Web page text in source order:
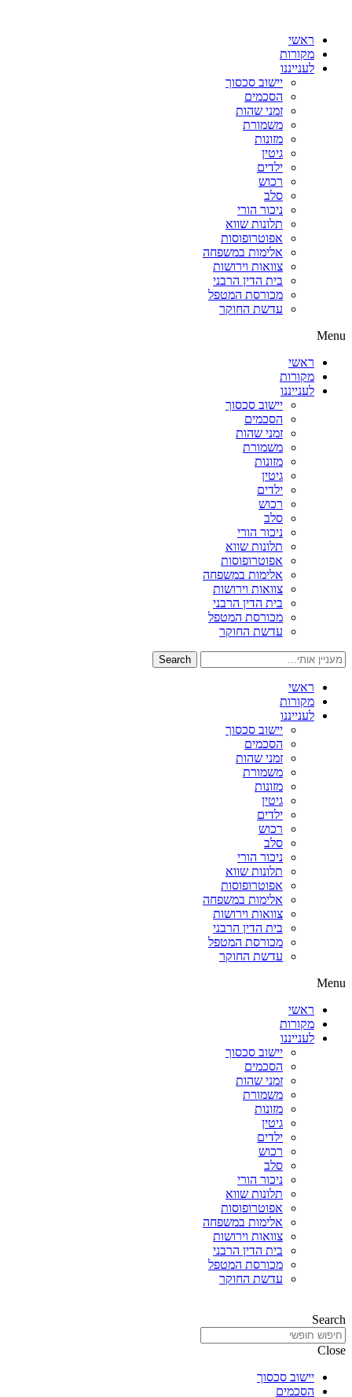
ראשי
מקורות
לענייננו
יישוב סכסוך
הסכמים
זמני שהות
משמורת
מזונות
גיטין
ילדים
רכוש
סלב
ניכור הורי
תלונות שווא
אפוטרופוסות
אלימות במשפחה
צוואות וירושות
בית הדין הרבני
מכורסת המטפל
עדשת החוקר
Menu
ראשי
מקורות
לענייננו
יישוב סכסוך
הסכמים
זמני שהות
משמורת
מזונות
גיטין
ילדים
רכוש
סלב
ניכור הורי
תלונות שווא
אפוטרופוסות
אלימות במשפחה
צוואות וירושות
בית הדין הרבני
מכורסת המטפל
עדשת החוקר
Search
ראשי
מקורות
לענייננו
יישוב סכסוך
הסכמים
זמני שהות
משמורת
מזונות
גיטין
ילדים
רכוש
סלב
ניכור הורי
תלונות שווא
אפוטרופוסות
אלימות במשפחה
צוואות וירושות
בית הדין הרבני
מכורסת המטפל
עדשת החוקר
Menu
ראשי
מקורות
לענייננו
יישוב סכסוך
הסכמים
זמני שהות
משמורת
מזונות
גיטין
ילדים
רכוש
סלב
ניכור הורי
תלונות שווא
אפוטרופוסות
אלימות במשפחה
צוואות וירושות
בית הדין הרבני
מכורסת המטפל
עדשת החוקר
Search
Close
יישוב סכסוך
הסכמים